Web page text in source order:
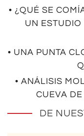
• ¿QUÉ SE
UN
• UNA PUNTA
• ANÁLISIS
CUEVA
DE